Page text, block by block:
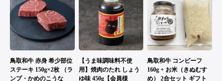
鳥取和牛 赤身 希少部位
ステーキ 150g×2枚 （ラ
ンプ・かめのこうな
【うま味調味料不使
用】焼肉のたれ しょう
ゆ味 450g【会員様
鳥取和牛 コンビーフ
160g + お米（きぬむす
め） 2合セット ギフト